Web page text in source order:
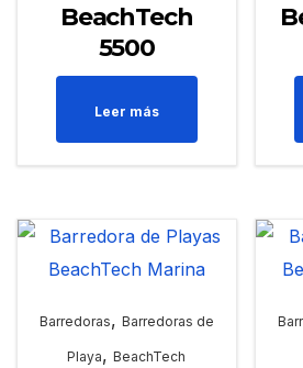
BeachTech
5500
Leer más
Barredoras, Barredoras de
Playa,BeachTech